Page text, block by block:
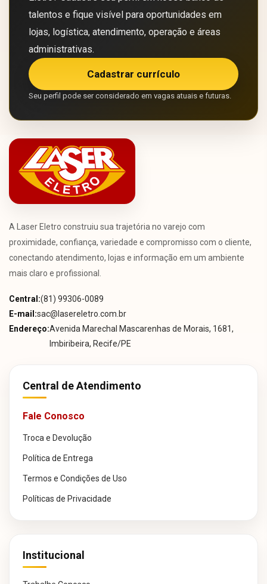
talentos e fique visível para oportunidades em
lojas, logística, atendimento, operação e áreas
administrativas.
Cadastrar currículo
Seu perfil pode ser considerado em vagas atuais e futuras.
A Laser Eletro construiu sua trajetória no varejo com
proximidade, confiança, variedade e compromisso com o cliente,
conectando atendimento, lojas e informação em um ambiente
mais claro e profissional.
Central:(81) 99306-0089
E-mail:sac@lasereletro.com.br
Endereço:Avenida Marechal Mascarenhas de Morais, 1681,
Imbiribeira, Recife/PE
Central de Atendimento
Fale Conosco
Troca e Devolução
Política de Entrega
Termos e Condições de Uso
Políticas de Privacidade
Institucional